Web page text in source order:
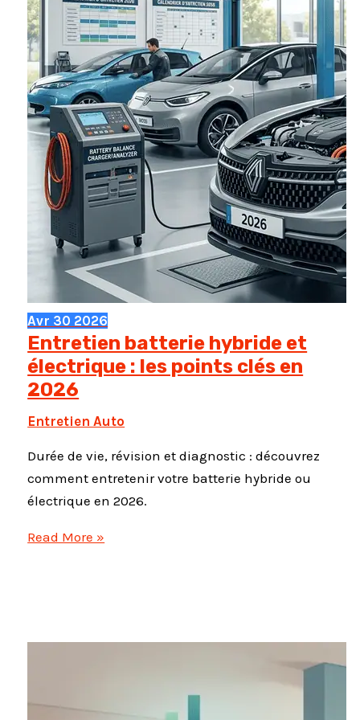
rentable
pour
vous
?
Avr 30 2026
Entretien batterie hybride et
électrique : les points clés en
2026
Entretien Auto
Durée de vie, révision et diagnostic : découvrez
comment entretenir votre batterie hybride ou
électrique en 2026.
Entretien
Read More »